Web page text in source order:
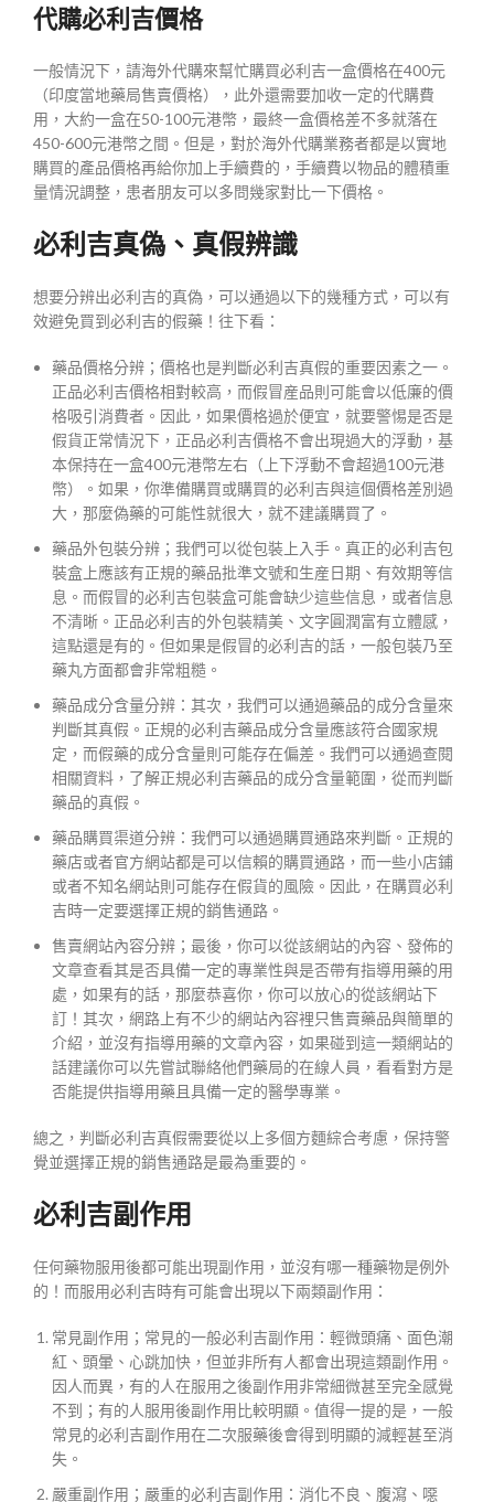
代購必利吉價格
一般情況下，請海外代購來幫忙購買必利吉一盒價格在400元
（印度當地藥局售賣價格），此外還需要加收一定的代購費
用，大約一盒在50-100元港幣，最終一盒價格差不多就落在
450-600元港幣之間。但是，對於海外代購業務者都是以實地
購買的產品價格再給你加上手續費的，手續費以物品的體積重
量情況調整，患者朋友可以多問幾家對比一下價格。
必利吉真偽、真假辨識
想要分辨出必利吉的真偽，可以通過以下的幾種方式，可以有
效避免買到必利吉的假藥！往下看：
藥品價格分辨；價格也是判斷必利吉真假的重要因素之一。
正品必利吉價格相對較高，而假冒産品則可能會以低廉的價
格吸引消費者。因此，如果價格過於便宜，就要警惕是否是
假貨正常情況下，正品必利吉價格不會出現過大的浮動，基
本保持在一盒400元港幣左右（上下浮動不會超過100元港
幣）。如果，你準備購買或購買的必利吉與這個價格差別過
大，那麼偽藥的可能性就很大，就不建議購買了。
藥品外包裝分辨；我們可以從包裝上入手。真正的必利吉包
裝盒上應該有正規的藥品批準文號和生産日期、有效期等信
息。而假冒的必利吉包裝盒可能會缺少這些信息，或者信息
不清晰。正品必利吉的外包裝精美、文字圓潤富有立體感，
這點還是有的。但如果是假冒的必利吉的話，一般包裝乃至
藥丸方面都會非常粗糙。
藥品成分含量分辨：其次，我們可以通過藥品的成分含量來
判斷其真假。正規的必利吉藥品成分含量應該符合國家規
定，而假藥的成分含量則可能存在偏差。我們可以通過查閱
相關資料，了解正規必利吉藥品的成分含量範圍，從而判斷
藥品的真假。
藥品購買渠道分辨：我們可以通過購買通路來判斷。正規的
藥店或者官方網站都是可以信賴的購買通路，而一些小店鋪
或者不知名網站則可能存在假貨的風險。因此，在購買必利
吉時一定要選擇正規的銷售通路。
售賣網站內容分辨；最後，你可以從該網站的內容、發佈的
文章查看其是否具備一定的專業性與是否帶有指導用藥的用
處，如果有的話，那麼恭喜你，你可以放心的從該網站下
訂！其次，網路上有不少的網站內容裡只售賣藥品與簡單的
介紹，並沒有指導用藥的文章內容，如果碰到這一類網站的
話建議你可以先嘗試聯絡他們藥局的在線人員，看看對方是
否能提供指導用藥且具備一定的醫學專業。
總之，判斷必利吉真假需要從以上多個方麵綜合考慮，保持警
覺並選擇正規的銷售通路是最為重要的。
必利吉副作用
任何藥物服用後都可能出現副作用，並沒有哪一種藥物是例外
的！而服用必利吉時有可能會出現以下兩類副作用：
常見副作用；常見的一般必利吉副作用：輕微頭痛、面色潮
紅、頭暈、心跳加快，但並非所有人都會出現這類副作用。
因人而異，有的人在服用之後副作用非常細微甚至完全感覺
不到；有的人服用後副作用比較明顯。值得一提的是，一般
常見的必利吉副作用在二次服藥後會得到明顯的減輕甚至消
失。
嚴重副作用；嚴重的必利吉副作用：消化不良、腹瀉、噁